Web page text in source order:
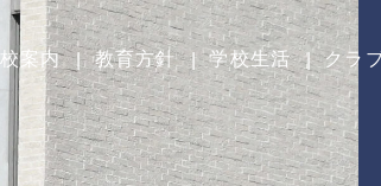
案内 教育方針 学校生活 クラ